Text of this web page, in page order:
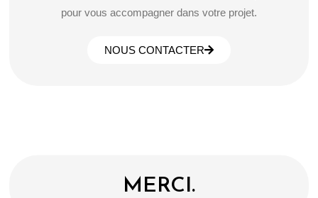
pour vous accompagner dans votre projet.
NOUS CONTACTER
MERCI.